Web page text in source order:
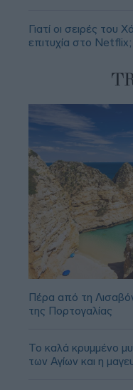
Γιατί οι σειρές του
επιτυχία στο Netflix;
Πέρα από τη
της Πορτογαλίας
Το καλά κρυμμένο
των Αγίων και η